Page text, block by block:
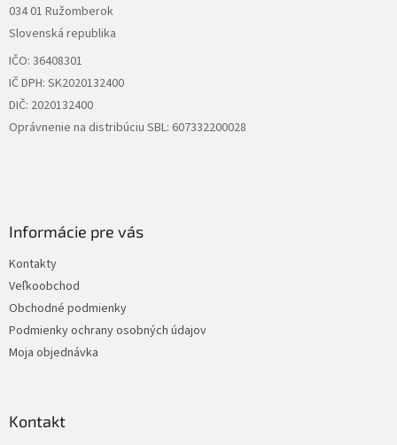
034 01 Ružomberok
Slovenská republika
IČO: 36408301
IČ DPH: SK2020132400
DIČ: 2020132400
Oprávnenie na distribúciu SBL: 607332200028
Informácie pre vás
Kontakty
Veľkoobchod
Obchodné podmienky
Podmienky ochrany osobných údajov
Moja objednávka
Kontakt